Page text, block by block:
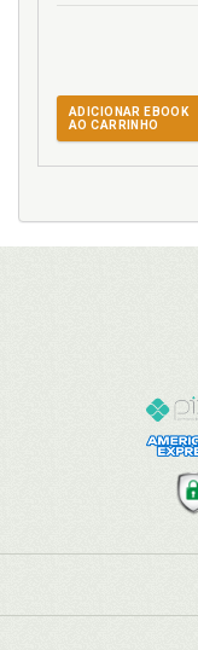
ADICIONAR EBOOK
AO CARRINHO